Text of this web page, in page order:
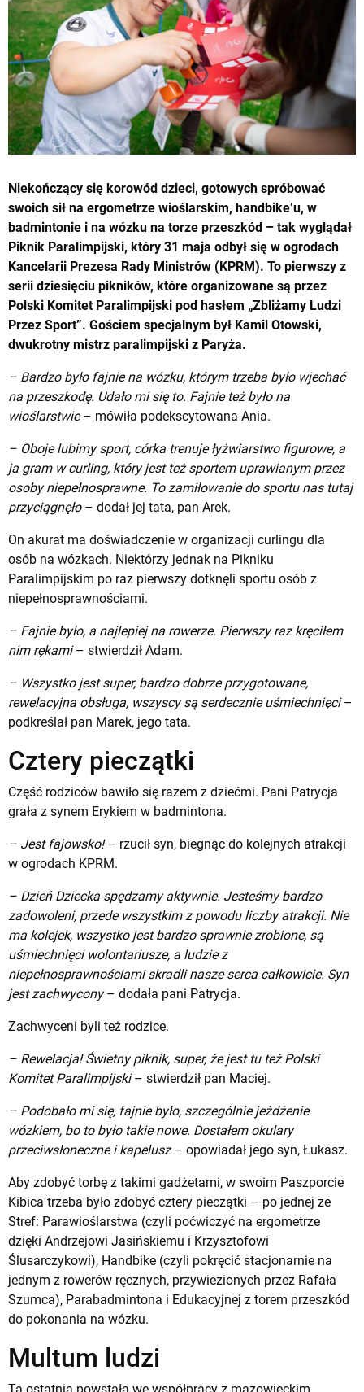
Niekończący się korowód dzieci, gotowych spróbować
swoich sił na ergometrze wioślarskim, handbike’u, w
badmintonie i na wózku na torze przeszkód – tak wyglądał
Piknik Paralimpijski, który 31 maja odbył się w ogrodach
Kancelarii Prezesa Rady Ministrów (KPRM). To pierwszy z
serii dziesięciu pikników, które organizowane są przez
Polski Komitet Paralimpijski pod hasłem „Zbliżamy Ludzi
Przez Sport”. Gościem specjalnym był Kamil Otowski,
dwukrotny mistrz paralimpijski z Paryża.
– Bardzo było fajnie na wózku, którym trzeba było wjechać
na przeszkodę. Udało mi się to. Fajnie też było na
wioślarstwie– mówiła podekscytowana Ania.
– Oboje lubimy sport, córka trenuje łyżwiarstwo figurowe, a
ja gram w curling, który jest też sportem uprawianym przez
osoby niepełnosprawne. To zamiłowanie do sportu nas tutaj
przyciągnęło – dodał jej tata, pan Arek.
On akurat ma doświadczenie w organizacji curlingu dla
osób na wózkach. Niektórzy jednak na Pikniku
Paralimpijskim po raz pierwszy dotknęli sportu osób z
niepełnosprawnościami.
– Fajnie było, a najlepiej na rowerze. Pierwszy raz kręciłem
nim rękami– stwierdził Adam.
– Wszystko jest super, bardzo dobrze przygotowane,
rewelacyjna obsługa, wszyscy są serdecznie uśmiechnięci–
podkreślał pan Marek, jego tata.
Cztery pieczątki
Część rodziców bawiło się razem z dziećmi. Pani Patrycja
grała z synem Erykiem w badmintona.
– Jest fajowsko!– rzucił syn, biegnąc do kolejnych atrakcji
w ogrodach KPRM.
– Dzień Dziecka spędzamy aktywnie. Jesteśmy bardzo
zadowoleni, przede wszystkim z powodu liczby atrakcji. Nie
ma kolejek, wszystko jest bardzo sprawnie zrobione, są
uśmiechnięci wolontariusze, a ludzie z
niepełnosprawnościami skradli nasze serca całkowicie. Syn
jest zachwycony– dodała pani Patrycja.
Zachwyceni byli też rodzice.
– Rewelacja! Świetny piknik, super, że jest tu też Polski
Komitet Paralimpijski– stwierdził pan Maciej.
– Podobało mi się, fajnie było, szczególnie jeżdżenie
wózkiem, bo to było takie nowe. Dostałem okulary
przeciwsłoneczne i kapelusz– opowiadał jego syn, Łukasz.
Aby zdobyć torbę z takimi gadżetami, w swoim Paszporcie
Kibica trzeba było zdobyć cztery pieczątki – po jednej ze
Stref: Parawioślarstwa (czyli poćwiczyć na ergometrze
dzięki Andrzejowi Jasińskiemu i Krzysztofowi
Ślusarczykowi), Handbike (czyli pokręcić stacjonarnie na
jednym z rowerów ręcznych, przywiezionych przez Rafała
Szumca), Parabadmintona i Edukacyjnej z torem przeszkód
do pokonania na wózku.
Multum ludzi